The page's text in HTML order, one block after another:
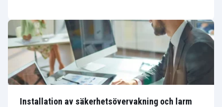
Installation av säkerhetsövervakning och larm